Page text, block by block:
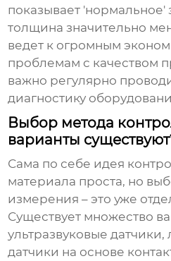
показывает 'нормальное'
толщина значительно
ведет к огромным
проблемам с качеством
важно регулярно
диагностику
Выбор метода
варианты
Сама по себе идея
материала проста, но
измерения – это уже
Существует множество
ультразвуковые
датчики на основе